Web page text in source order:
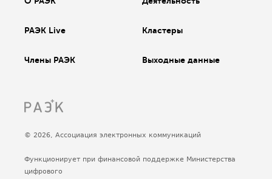
РАЭК Live Кластеры
Члены РАЭК Выходные данные
© 2026, Ассоциация электронных коммуникаций
Функционирует при финансовой поддержке Министерства
цифрового